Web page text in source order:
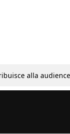
alla